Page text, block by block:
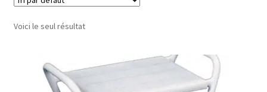
Accessoires Salle de bain
Sécurité
Voici le seul résultat